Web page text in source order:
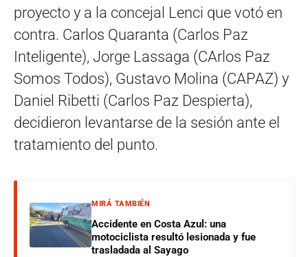
proyecto y a la concejal Lenci que votó en
contra. Carlos Quaranta (Carlos Paz
Inteligente), Jorge Lassaga (CArlos Paz
Somos Todos), Gustavo Molina (CAPAZ) y
Daniel Ribetti (Carlos Paz Despierta),
decidieron levantarse de la sesión ante el
tratamiento del punto.
MIRÁ TAMBIÉN
Accidente en Costa Azul: una
motociclista resultó lesionada y fue
trasladada al Sayago